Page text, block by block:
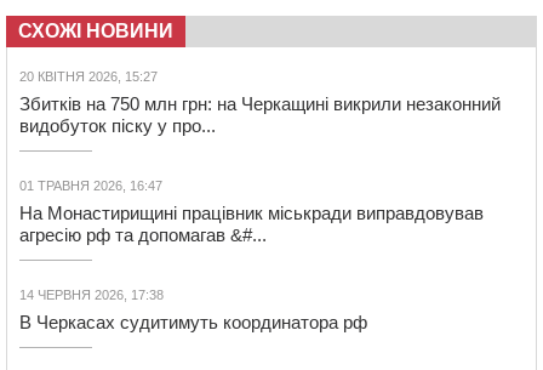
СХОЖІ НОВИНИ
20 КВІТНЯ 2026, 15:27
Збитків на 750 млн грн: на Черкащині викрили незаконний
видобуток піску у про...
01 ТРАВНЯ 2026, 16:47
На Монастирищині працівник міськради виправдовував
агресію рф та допомагав &#...
14 ЧЕРВНЯ 2026, 17:38
В Черкасах судитимуть координатора рф